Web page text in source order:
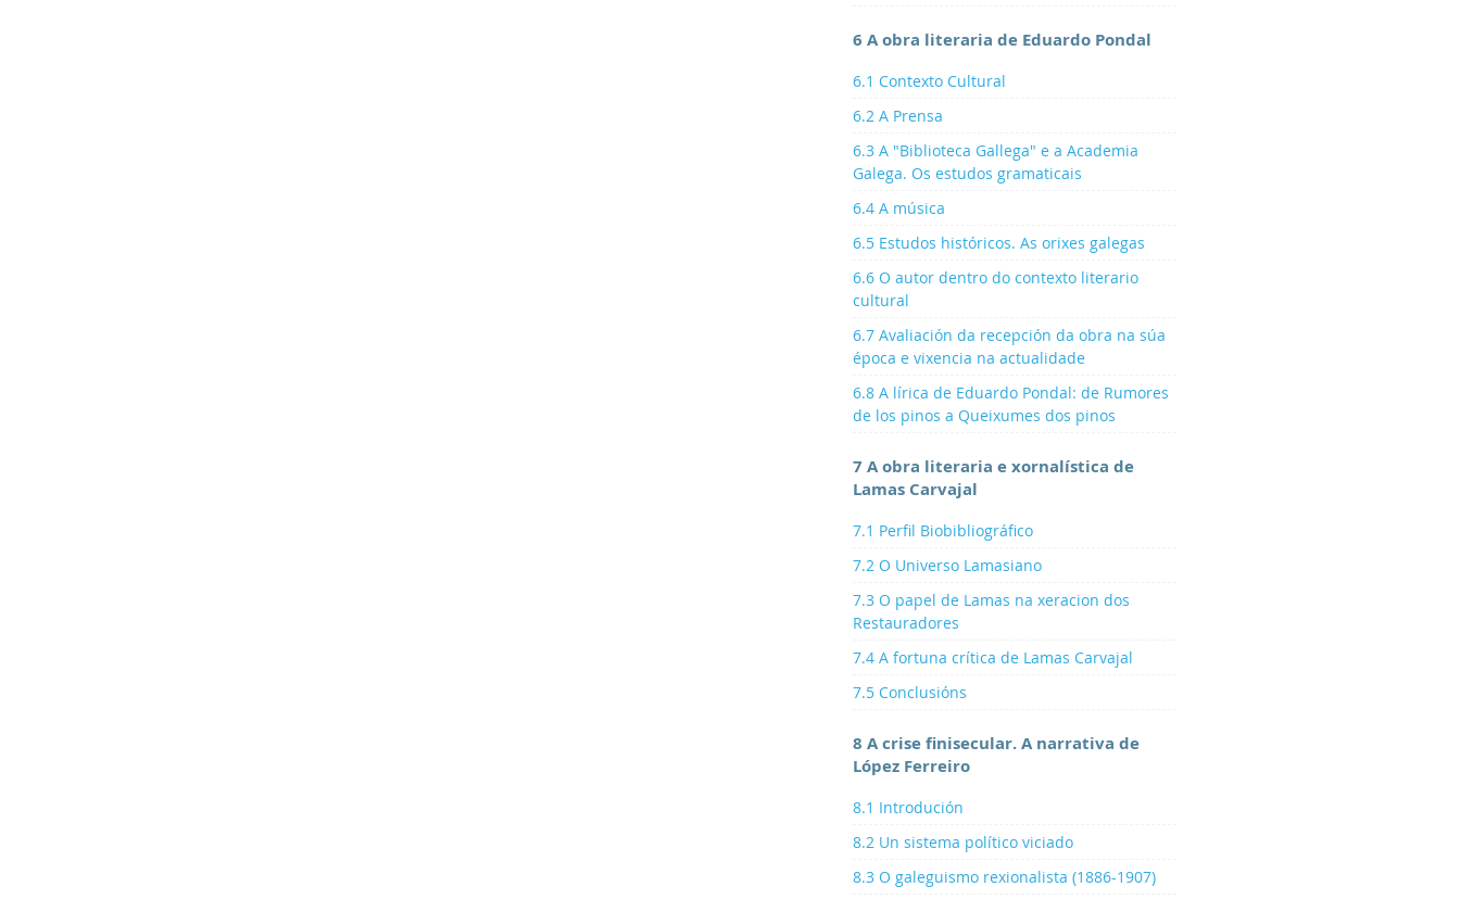
6 A obra literaria de Eduardo Pondal
6.1 Contexto Cultural
6.2 A Prensa
6.3 A "Biblioteca Gallega" e a Academia
Galega. Os estudos gramaticais
6.4 A música
6.5 Estudos históricos. As orixes galegas
6.6 O autor dentro do contexto literario
cultural
6.7 Avaliación da recepción da obra na súa
época e vixencia na actualidade
6.8 A lírica de Eduardo Pondal: de Rumores
de los pinos a Queixumes dos pinos
7 A obra literaria e xornalística de
Lamas Carvajal
7.1 Perfil Biobibliográfico
7.2 O Universo Lamasiano
7.3 O papel de Lamas na xeracion dos
Restauradores
7.4 A fortuna crítica de Lamas Carvajal
7.5 Conclusións
8 A crise finisecular. A narrativa de
López Ferreiro
8.1 Introdución
8.2 Un sistema político viciado
8.3 O galeguismo rexionalista (1886-1907)